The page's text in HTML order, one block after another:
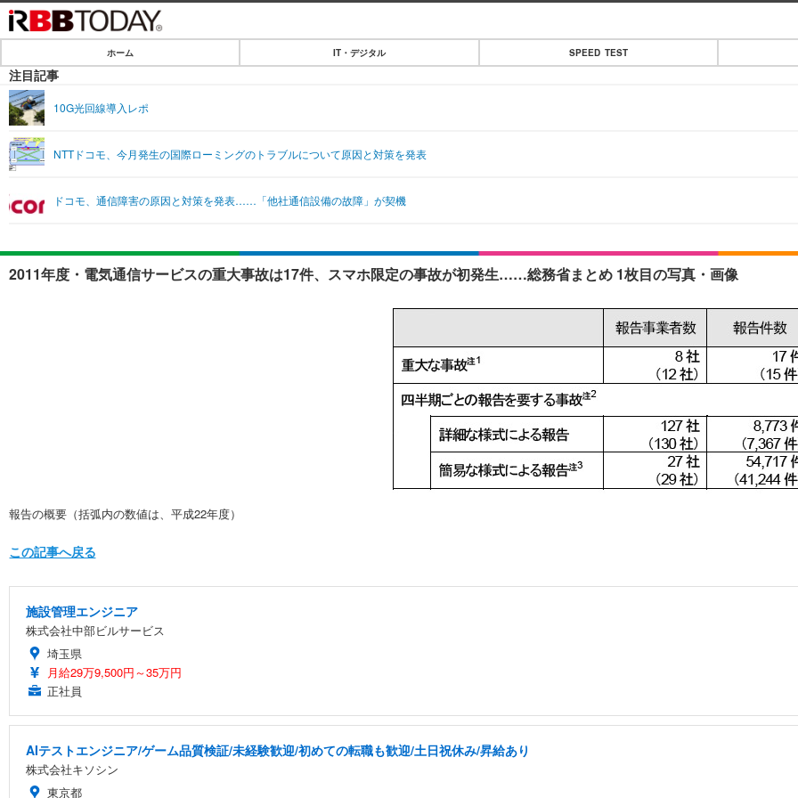
IT・デジタル
ショッピング
SPEED TEST
エンタメTOP
音楽
ライフ
ライフTOP
ペット
リリース一覧
ホーム IT・デジタル SPEED TEST
注目記事
10G光回線導入レポ
NTTドコモ、今月発生の国際ローミングのトラブルについて原因と対策を発表
ドコモ、通信障害の原因と対策を発表……「他社通信設備の故障」が契機
2011年度・電気通信サービスの重大事故は17件、スマホ限定の事故が初発生……総務省まとめ 1枚目の写真・画像
報告の概要（括弧内の数値は、平成22年度）
この記事へ戻る
施設管理エンジニア
株式会社中部ビルサービス
埼玉県
月給29万9,500円～35万円
正社員
AIテストエンジニア/ゲーム品質検証/未経験歓迎/初めての転職も歓迎/土日祝休み/昇給あり
株式会社キソシン
東京都